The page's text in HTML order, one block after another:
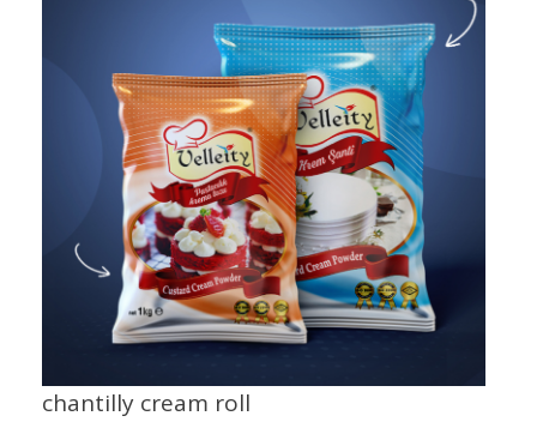
chantilly cream roll